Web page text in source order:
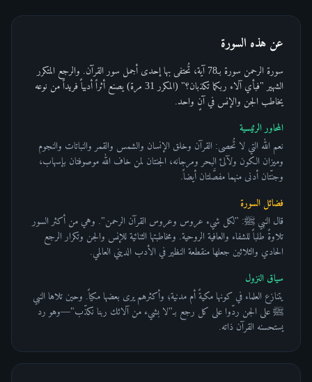
عن هذه السورة
سورة الرحمن سورة بـ78 آية، تُحتفى بها إحدى أجمل سور القرآن. والرجع المتكرر
الشهير "فبأي آلاء ربكما تكذبان؟" (المكرر 31 مرة) يصنع أثراً أدبياً فريداً من نوعه
يخاطب الجن والإنس في آنٍ واحد.
المحاور الرئيسية
نعم الله التي لا تُحصى: القرآن وخلق الإنسان والشمس والقمر والنباتات والنجوم
وميزان الكون ولآلئ البحر ومرجانه، الجنتان لمن خاف الله موصوفتان بإسهاب،
وجنّتان أدنى منهما مفصَّلتان أيضاً.
فضائل السورة
قال النبي ﷺ: "لكل شيء عروس وعروس القرآن الرحمن". وهي من أكثر السور
تلاوةً طلباً للشفاء والعافية الروحية. ومخاطبتها الثنائية للإنس والجن وتكرار الرجع
الحادي والثلاثين جعلها منقطعة النظير في الأدب الديني العالمي.
سياق النزول
يتنازع العلماء في كونها مكيةً أم مدنية؛ وأكثرهم يرى بعضها مكياً. وحين تلاها النبي
ﷺ على الجن ردّوا على كل رجع بـ"لا بشيء من آلائك ربنا نكذّب"—وهو رد
يستحسنه القرآن ذاته.